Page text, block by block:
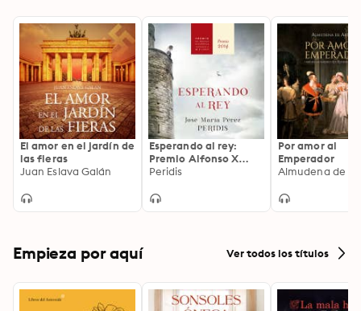
El amor en el jardín de
las fieras
Juan Eslava Galán
Esperando al rey:
Premio Alfonso X
novela histórica 2014
Peridis
Por amor al
Emperador
Almudena de
Empieza por aquí Ver todos los títulos